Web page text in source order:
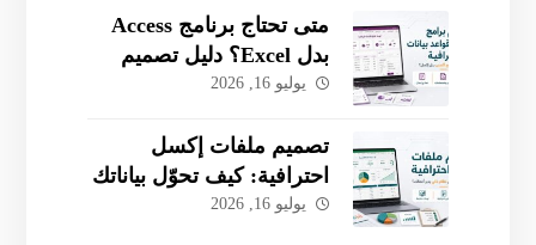
متى تحتاج برنامج Access
بدل Excel؟ دليل تصميم
قاعدة بيانات مخصصة
يوليو 16, 2026
تصميم ملفات إكسل
احترافية: كيف تحوّل بياناتك
إلى نظام ذكي يدير
يوليو 16, 2026